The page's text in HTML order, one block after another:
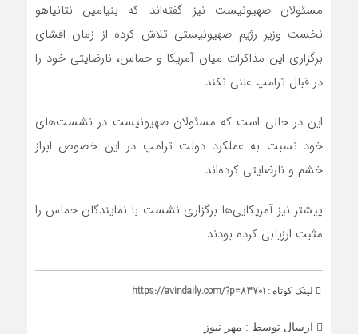
مسئولانصهیونیست نیز گفته‌اند که بنیامین نتانیاهو
نخست وزیر رژیم صهیونیستی تلاش کرده از زمان افشای
برگزاری این مذاکرات میان آمریکا و حماس، نارضایتی خود را
در قبال ترامپ علنی نکند.
این در حالی است که مسئولان صهیونیست در نشست‌های
خود نسبت به عملکرد دولت ترامپ در این خصوص ابراز
خشم و نارضایتی کرده‌اند.
پیشتر نیز آمریکایی‌ها برگزاری نشست با نمایندگان حماس را
مثبت ارزیابی کرده بودند.
لینک کوتاه : https://avindaily.com/?p=83701
ارسال توسط : مهر نیوز